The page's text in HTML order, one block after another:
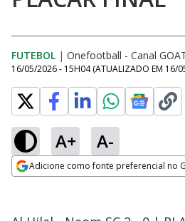
FUTEBOL | Onefootball - Canal
16/05/2026 - 15H04 (ATUALIZADO EM 16/
A+ A-
Adicione como fonte preferencial no